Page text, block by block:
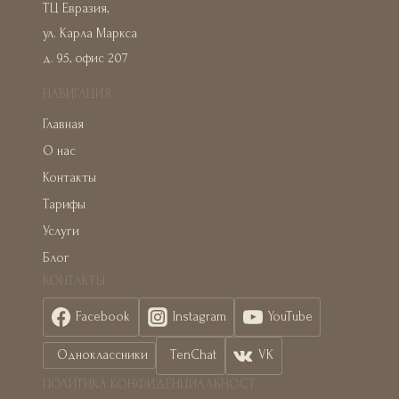
ТЦ Евразия,
ул. Карла Маркса
д. 95, офис 207
Главная
О нас
Контакты
Тарифы
Услуги
Блог
Facebook Instagram YouTube
Одноклассники TenChat
VK